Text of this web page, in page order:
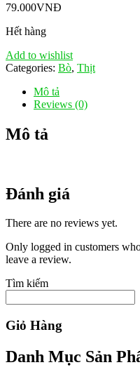
79.000VNĐ
Hết hàng
Add to wishlist
Categories: Bò, Thịt
Mô tả
Reviews (0)
Mô tả
Đánh giá
There are no reviews yet.
Only logged in customers
leave a review.
Tìm kiếm
Giỏ Hàng
Danh Mục Sản